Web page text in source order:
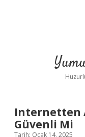
Internetten
Güvenli Mi
Tarih: Ocak 14, 2025